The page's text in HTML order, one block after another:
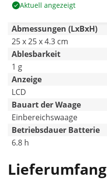
Aktuell angezeigt
Abmessungen (LxBxH)
25 x 25 x 4.3 cm
Ablesbarkeit
1 g
Anzeige
LCD
Bauart der Waage
Einbereichswaage
Betriebsdauer Batterie
6.8 h
Lieferumfang